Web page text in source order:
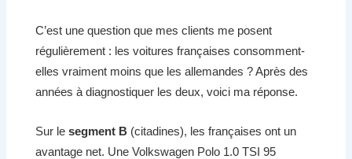
C’est une question que mes clients me posent
régulièrement : les voitures françaises consomment-
elles vraiment moins que les allemandes ? Après des
années à diagnostiquer les deux, voici ma réponse.
Sur lesegment B (citadines), les françaises ont un
avantage net. Une Volkswagen Polo 1.0 TSI 95